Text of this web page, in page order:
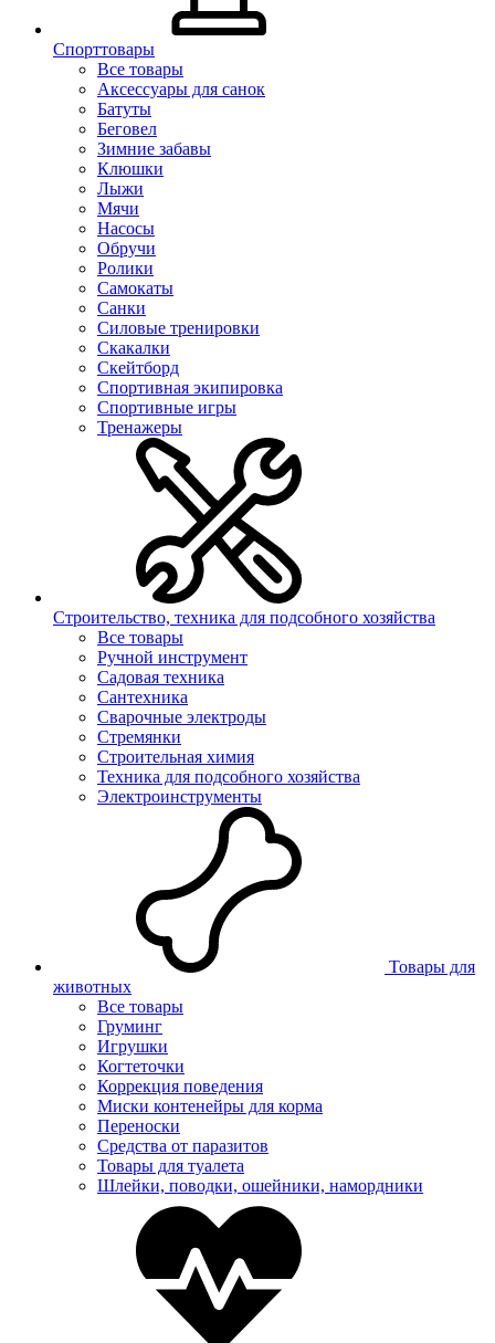
Спорттовары
Все товары
Аксессуары для санок
Батуты
Беговел
Зимние забавы
Клюшки
Лыжи
Мячи
Насосы
Обручи
Ролики
Самокаты
Санки
Силовые тренировки
Скакалки
Скейтборд
Спортивная экипировка
Спортивные игры
Тренажеры
Строительство, техника для подсобного хозяйства
Все товары
Ручной инструмент
Садовая техника
Сантехника
Сварочные электроды
Стремянки
Строительная химия
Техника для подсобного хозяйства
Электроинструменты
Товары для
животных
Все товары
Груминг
Игрушки
Когтеточки
Коррекция поведения
Миски контенейры для корма
Переноски
Средства от паразитов
Товары для туалета
Шлейки, поводки, ошейники, намордники